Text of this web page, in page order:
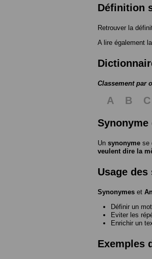
Définition
Retrouver la
A lire également
Classement par
A B C
Un synonyme se
veulent dire la
Usage
Synonymes et
Définir un
Eviter les
Enrichir un
Exemples